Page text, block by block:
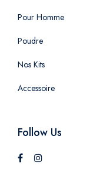
Pour Homme
Poudre
Nos Kits
Accessoire
Follow Us